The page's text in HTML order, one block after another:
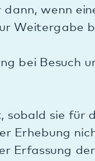
Pseudonym
Daten werden
eigenen
diese
ist und wir
hier um so